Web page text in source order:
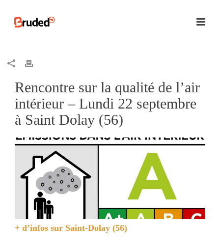
Rencontre sur la qualité de l’air
intérieur – Lundi 22 septembre
à Saint Dolay (56)
+ d’infos sur Saint-Dolay (56)